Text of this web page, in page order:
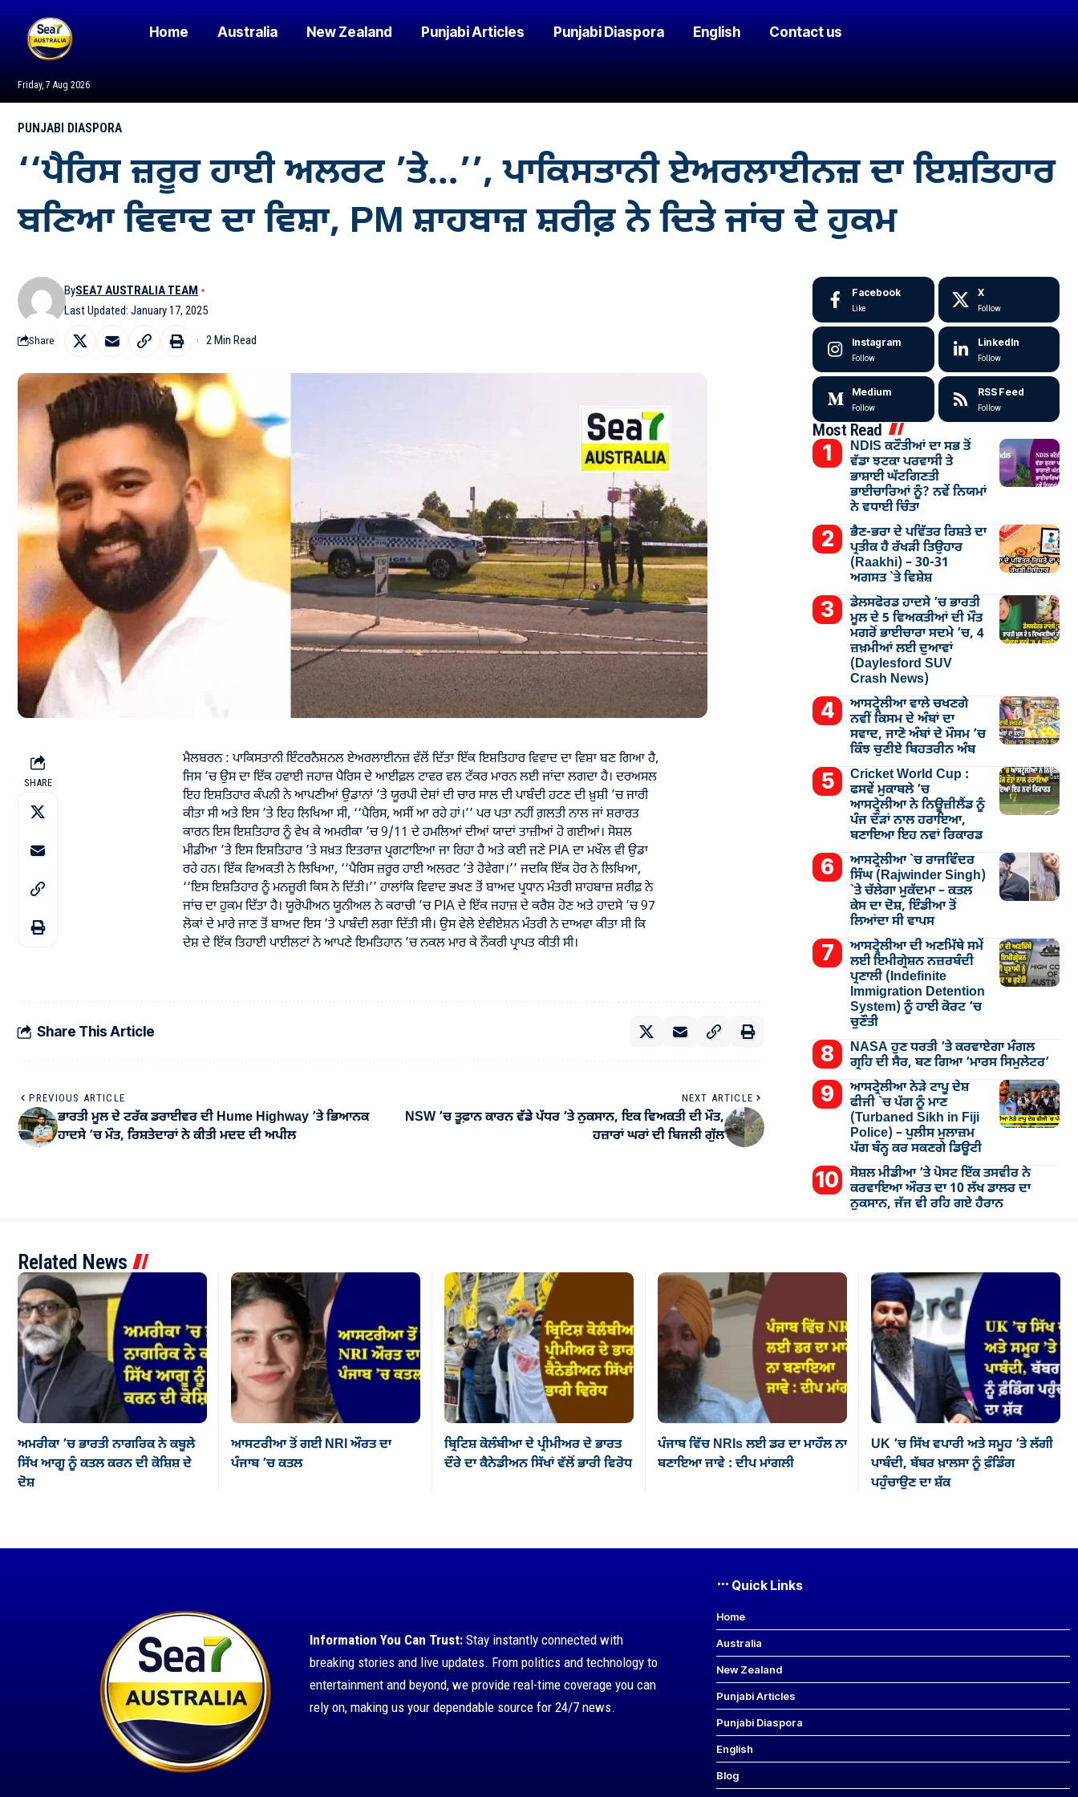
Friday, 7 Aug 2026
Home Australia New Zealand Punjabi Articles Punjabi Diaspora English Contact us
PUNJABI DIASPORA
‘‘ਪੈਰਿਸ ਜ਼ਰੂਰ ਹਾਈ ਅਲਰਟ ’ਤੇ…’’, ਪਾਕਿਸਤਾਨੀ ਏਅਰਲਾਈਨਜ਼ ਦਾ ਇਸ਼ਤਿਹਾਰ
ਬਣਿਆ ਵਿਵਾਦ ਦਾ ਵਿਸ਼ਾ, PM ਸ਼ਾਹਬਾਜ਼ ਸ਼ਰੀਫ਼ ਨੇ ਦਿਤੇ ਜਾਂਚ ਦੇ ਹੁਕਮ
Last Updated: January 17, 2025
BySEA7 AUSTRALIA TEAM
Share 2 Min Read
SHARE
ਮੈਲਬਰਨ : ਪਾਕਿਸਤਾਨੀ ਇੰਟਰਨੈਸ਼ਨਲ ਏਅਰਲਾਈਨਜ਼ ਵੱਲੋਂ ਦਿੱਤਾ ਇੱਕ ਇਸ਼ਤਿਹਾਰ ਵਿਵਾਦ ਦਾ ਵਿਸ਼ਾ ਬਣ ਗਿਆ ਹੈ,
ਜਿਸ ’ਚ ਉਸ ਦਾ ਇੱਕ ਹਵਾਈ ਜਹਾਜ਼ ਪੈਰਿਸ ਦੇ ਆਈਫ਼ਲ ਟਾਵਰ ਵਲ ਟੱਕਰ ਮਾਰਨ ਲਈ ਜਾਂਦਾ ਲਗਦਾ ਹੈ। ਦਰਅਸਲ
ਇਹ ਇਸ਼ਤਿਹਾਰ ਕੰਪਨੀ ਨੇ ਆਪਣੀਆਂ ਉਡਾਨਾਂ ’ਤੇ ਯੂਰਪੀ ਦੇਸ਼ਾਂ ਦੀ ਚਾਰ ਸਾਲ ਦੀ ਪਾਬੰਦੀ ਹਟਣ ਦੀ ਖ਼ੁਸ਼ੀ ’ਚ ਜਾਰੀ
ਕੀਤਾ ਸੀ ਅਤੇ ਇਸ ’ਤੇ ਇਹ ਲਿਖਿਆ ਸੀ, ‘‘ਪੈਰਿਸ, ਅਸੀਂ ਆ ਰਹੇ ਹਾਂ।’’ ਪਰ ਪਤਾ ਨਹੀਂ ਗ਼ਲਤੀ ਨਾਲ ਜਾਂ ਸ਼ਰਾਰਤ
ਕਾਰਨ ਇਸ ਇਸ਼ਤਿਹਾਰ ਨੂੰ ਵੇਖ ਕੇ ਅਮਰੀਕਾ ’ਚ 9/11 ਦੇ ਹਮਲਿਆਂ ਦੀਆਂ ਯਾਦਾਂ ਤਾਜ਼ੀਆਂ ਹੋ ਗਈਆਂ। ਸੋਸ਼ਲ
ਮੀਡੀਆ ’ਤੇ ਇਸ ਇਸ਼ਤਿਹਾਰ ’ਤੇ ਸਖ਼ਤ ਇਤਰਾਜ਼ ਪ੍ਰਗਟਾਇਆ ਜਾ ਰਿਹਾ ਹੈ ਅਤੇ ਕਈ ਜਣੇ PIA ਦਾ ਮਖੌਲ ਵੀ ਉਡਾ
ਰਹੇ ਹਨ। ਇੱਕ ਵਿਅਕਤੀ ਨੇ ਲਿਖਿਆ, ‘‘ਪੈਰਿਸ ਜ਼ਰੂਰ ਹਾਈ ਅਲਰਟ ’ਤੇ ਹੋਵੇਗਾ।’’ ਜਦਕਿ ਇੱਕ ਹੋਰ ਨੇ ਲਿਖਿਆ,
‘‘ਇਸ ਇਸ਼ਤਿਹਾਰ ਨੂੰ ਮਨਜ਼ੂਰੀ ਕਿਸ ਨੇ ਦਿੱਤੀ।’’ ਹਾਲਾਂਕਿ ਵਿਵਾਦ ਭਖਣ ਤੋਂ ਬਾਅਦ ਪ੍ਰਧਾਨ ਮੰਤਰੀ ਸ਼ਾਹਬਾਜ਼ ਸ਼ਰੀਫ਼ ਨੇ
ਜਾਂਚ ਦਾ ਹੁਕਮ ਦਿੱਤਾ ਹੈ। ਯੂਰੋਪੀਅਨ ਯੂਨੀਅਲ ਨੇ ਕਰਾਚੀ ’ਚ PIA ਦੇ ਇੱਕ ਜਹਾਜ਼ ਦੇ ਕਰੈਸ਼ ਹੋਣ ਅਤੇ ਹਾਦਸੇ ’ਚ 97
ਲੋਕਾਂ ਦੇ ਮਾਰੇ ਜਾਣ ਤੋਂ ਬਾਅਦ ਇਸ ’ਤੇ ਪਾਬੰਦੀ ਲਗਾ ਦਿੱਤੀ ਸੀ। ਉਸ ਵੇਲੇ ਏਵੀਏਸ਼ਨ ਮੰਤਰੀ ਨੇ ਦਾਅਵਾ ਕੀਤਾ ਸੀ ਕਿ
ਦੇਸ਼ ਦੇ ਇੱਕ ਤਿਹਾਈ ਪਾਈਲਟਾਂ ਨੇ ਆਪਣੇ ਇਮਤਿਹਾਨ ’ਚ ਨਕਲ ਮਾਰ ਕੇ ਨੌਕਰੀ ਪ੍ਰਾਪਤ ਕੀਤੀ ਸੀ।
Share This Article
PREVIOUS ARTICLE
ਭਾਰਤੀ ਮੂਲ ਦੇ ਟਰੱਕ ਡਰਾਈਵਰ ਦੀ Hume Highway ’ਤੇ ਭਿਆਨਕ
ਹਾਦਸੇ ’ਚ ਮੌਤ, ਰਿਸ਼ਤੇਦਾਰਾਂ ਨੇ ਕੀਤੀ ਮਦਦ ਦੀ ਅਪੀਲ
NEXT ARTICLE
NSW ’ਚ ਤੂਫ਼ਾਨ ਕਾਰਨ ਵੱਡੇ ਪੱਧਰ ’ਤੇ ਨੁਕਸਾਨ, ਇਕ ਵਿਅਕਤੀ ਦੀ ਮੌਤ,
ਹਜ਼ਾਰਾਂ ਘਰਾਂ ਦੀ ਬਿਜਲੀ ਗੁੱਲ
Facebook
Like
X
Follow
Instagram
Follow
LinkedIn
Follow
Medium
Follow
RSS Feed
Follow
Most Read
NDIS ਕਟੌਤੀਆਂ ਦਾ ਸਭ ਤੋਂ
ਵੱਡਾ ਝਟਕਾ ਪਰਵਾਸੀ ਤੇ
ਭਾਸ਼ਾਈ ਘੱਟਗਿਣਤੀ
ਭਾਈਚਾਰਿਆਂ ਨੂੰ? ਨਵੇਂ ਨਿਯਮਾਂ
ਨੇ ਵਧਾਈ ਚਿੰਤਾ
ਭੈਣ-ਭਰਾ ਦੇ ਪਵਿੱਤਰ ਰਿਸ਼ਤੇ ਦਾ
ਪ੍ਰਤੀਕ ਹੈ ਰੱਖੜੀ ਤਿਉਹਾਰ
(Raakhi) – 30-31
ਅਗਸਤ `ਤੇ ਵਿਸ਼ੇਸ਼
ਡੇਲਸਫੋਰਡ ਹਾਦਸੇ ’ਚ ਭਾਰਤੀ
ਮੂਲ ਦੇ 5 ਵਿਅਕਤੀਆਂ ਦੀ ਮੌਤ
ਮਗਰੋਂ ਭਾਈਚਾਰਾ ਸਦਮੇ ’ਚ, 4
ਜ਼ਖ਼ਮੀਆਂ ਲਈ ਦੁਆਵਾਂ
(Daylesford SUV
Crash News)
ਆਸਟ੍ਰੇਲੀਆ ਵਾਲੇ ਚਖਣਗੇ
ਨਵੀਂ ਕਿਸਮ ਦੇ ਅੰਬਾਂ ਦਾ
ਸਵਾਦ, ਜਾਣੋ ਅੰਬਾਂ ਦੇ ਮੌਸਮ ’ਚ
ਕਿੰਝ ਚੁਣੀਏ ਬਿਹਤਰੀਨ ਅੰਬ
Cricket World Cup :
ਫਸਵੇਂ ਮੁਕਾਬਲੇ ’ਚ
ਆਸਟ੍ਰੇਲੀਆ ਨੇ ਨਿਊਜ਼ੀਲੈਂਡ ਨੂੰ
ਪੰਜ ਦੌੜਾਂ ਨਾਲ ਹਰਾਇਆ,
ਬਣਾਇਆ ਇਹ ਨਵਾਂ ਰਿਕਾਰਡ
ਆਸਟ੍ਰੇਲੀਆ `ਚ ਰਾਜਵਿੰਦਰ
ਸਿੰਘ (Rajwinder Singh)
`ਤੇ ਚੱਲੇਗਾ ਮੁੁਕੱਦਮਾ – ਕਤਲ
ਕੇਸ ਦਾ ਦੋਸ਼, ਇੰਡੀਆ ਤੋਂ
ਲਿਆਂਦਾ ਸੀ ਵਾਪਸ
ਆਸਟ੍ਰੇਲੀਆ ਦੀ ਅਣਮਿੱਥੇ ਸਮੇਂ
ਲਈ ਇਮੀਗ੍ਰੇਸ਼ਨ ਨਜ਼ਰਬੰਦੀ
ਪ੍ਰਣਾਲੀ (Indefinite
Immigration Detention
System) ਨੂੰ ਹਾਈ ਕੋਰਟ ’ਚ
ਚੁਣੌਤੀ
NASA ਹੁਣ ਧਰਤੀ ’ਤੇ ਕਰਵਾਏਗਾ ਮੰਗਲ
ਗ੍ਰਹਿ ਦੀ ਸੈਰ, ਬਣ ਗਿਆ ‘ਮਾਰਸ ਸਿਮੁਲੇਟਰ’
ਆਸਟ੍ਰੇਲੀਆ ਨੇੜੇ ਟਾਪੂ ਦੇਸ਼
ਫੀਜੀ `ਚ ਪੱਗ ਨੂੰ ਮਾਣ
(Turbaned Sikh in Fiji
Police) – ਪੁਲੀਸ ਮੁਲਾਜ਼ਮ
ਪੱਗ ਬੰਨ੍ਹ ਕਰ ਸਕਣਗੇ ਡਿਊਟੀ
ਸੋਸ਼ਲ ਮੀਡੀਆ ’ਤੇ ਪੋਸਟ ਇੱਕ ਤਸਵੀਰ ਨੇ
ਕਰਵਾਇਆ ਔਰਤ ਦਾ 10 ਲੱਖ ਡਾਲਰ ਦਾ
ਨੁਕਸਾਨ, ਜੱਜ ਵੀ ਰਹਿ ਗਏ ਹੈਰਾਨ
Related News
ਅਮਰੀਕਾ ’ਚ ਭਾਰਤੀ ਨਾਗਰਿਕ ਨੇ ਕਬੂਲੇ
ਸਿੱਖ ਆਗੂ ਨੂੰ ਕਤਲ ਕਰਨ ਦੀ ਕੋਸ਼ਿਸ਼ ਦੇ
ਦੋਸ਼
ਆਸਟਰੀਆ ਤੋਂ ਗਈ NRI ਔਰਤ ਦਾ
ਪੰਜਾਬ ’ਚ ਕਤਲ
ਬ੍ਰਿਟਿਸ਼ ਕੋਲੰਬੀਆ ਦੇ ਪ੍ਰੀਮੀਅਰ ਦੇ ਭਾਰਤ
ਦੌਰੇ ਦਾ ਕੈਨੇਡੀਅਨ ਸਿੱਖਾਂ ਵੱਲੋਂ ਭਾਰੀ ਵਿਰੋਧ
ਪੰਜਾਬ ਵਿੱਚ NRIs ਲਈ ਡਰ ਦਾ ਮਾਹੌਲ ਨਾ
ਬਣਾਇਆ ਜਾਵੇ : ਦੀਪ ਮਾਂਗਲੀ
UK ’ਚ ਸਿੱਖ ਵਪਾਰੀ ਅਤੇ ਸਮੂਹ ’ਤੇ ਲੱਗੀ
ਪਾਬੰਦੀ, ਬੱਬਰ ਖ਼ਾਲਸਾ ਨੂੰ ਫ਼ੰਡਿੰਗ
ਪਹੁੰਚਾਉਣ ਦਾ ਸ਼ੱਕ
Information You Can Trust: Stay instantly connected with
breaking stories and live updates. From politics and technology to
entertainment and beyond, we provide real-time coverage you can
rely on, making us your dependable source for 24/7 news.
Quick Links
Home
Australia
New Zealand
Punjabi Articles
Punjabi Diaspora
English
Blog